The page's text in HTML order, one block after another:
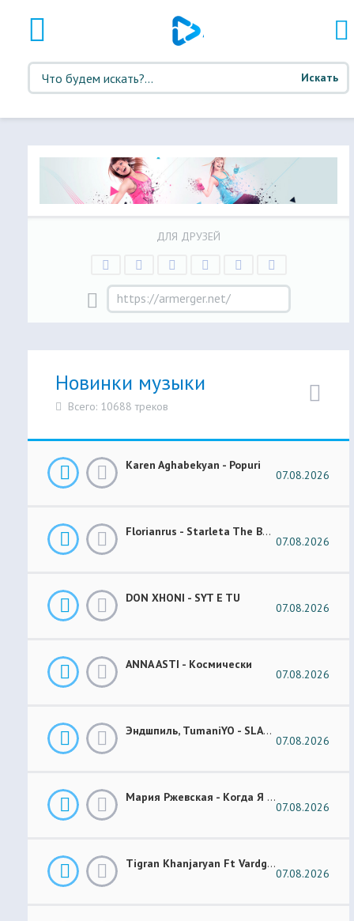
Искать
ДЛЯ ДРУЗЕЙ
Новинки музыки
Всего: 10688 треков
Karen Aghabekyan - Popuri
07.08.2026
Florianrus - Starleta The Bar Session
07.08.2026
DON XHONI - SYT E TU
07.08.2026
ANNA ASTI - Космически
07.08.2026
Эндшпиль, TumaniYO - SLANG
07.08.2026
Мария Ржевская - Когда Я Стану Кошкой (Future Garage Remix)
07.08.2026
Tigran Khanjaryan Ft Vardges - Pap Jan
07.08.2026